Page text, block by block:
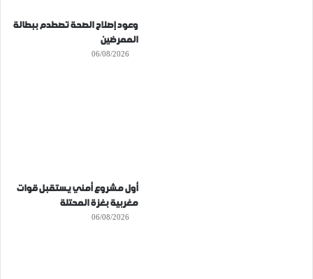
وعود إصلاح الصحة تصطدم ببطالة
الممرضين
06/08/2026
أول مشروع أمني يستقبل قوات
مغربية بغزة المحتلة
06/08/2026